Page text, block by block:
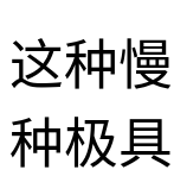
这种
种极